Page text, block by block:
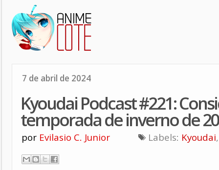
7 de abril de 2024
Kyoudai Podcast #221:
temporada de inverno de
por Evilasio C. Junior Labels: Kyoudai